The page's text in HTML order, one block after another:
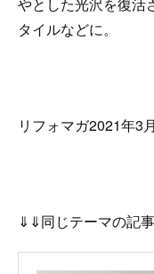
タイルなどに。
リフォマガ2021年3
⇓⇓同じテーマの記